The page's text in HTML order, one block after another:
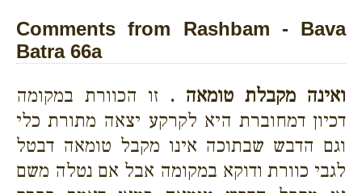
Comments from Rashbam - Bava
Batra 66a
ואינה מקבלת טומאה . זו הכוורת במקומה
דכיון דמחוברת היא לקרקע יצאה מתורת כלי
וגם הדבש שבתוכה אינו מקבל טומאה דבטל
לגבי כוורת ודוקא במקומה אבל אם נטלה משם